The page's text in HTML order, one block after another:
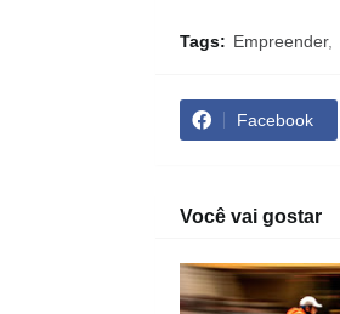
Tags: Empreender
Facebook
Você vai gostar